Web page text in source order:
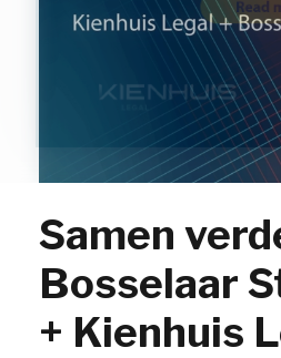
Samen
Bosselaar
+ Kienhuis